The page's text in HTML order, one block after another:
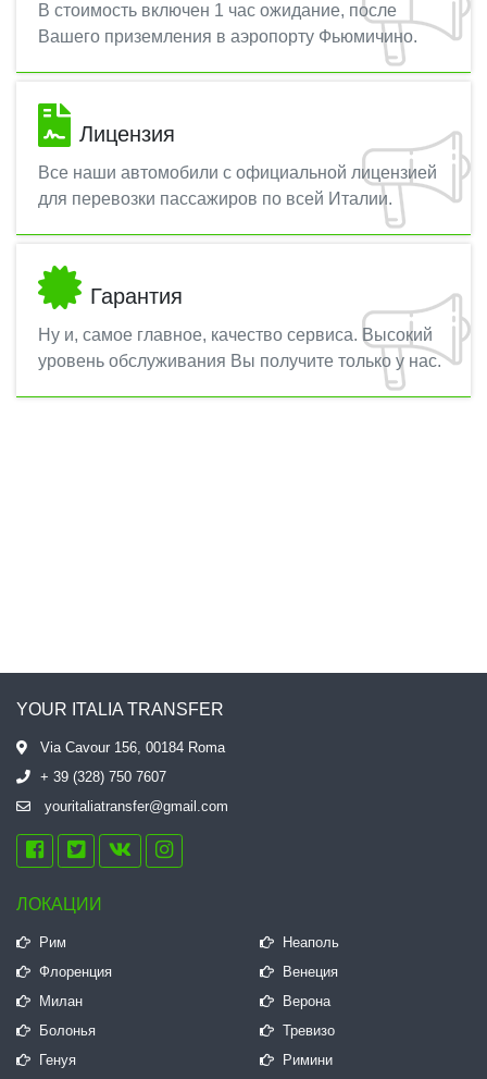
В стоимость включен 1 час ожидание, после
Вашего приземления в аэропорту Фьюмичино.
Лицензия
Все наши автомобили с официальной лицензией
для перевозки пассажиров по всей Италии.
Гарантия
Ну и, самое главное, качество сервиса. Высокий
уровень обслуживания Вы получите только у нас.
YOUR ITALIA TRANSFER
Via Cavour 156, 00184 Roma
+ 39 (328) 750 7607
youritaliatransfer@gmail.com
ЛОКАЦИИ
Рим
Неаполь
Флоренция
Венеция
Милан
Верона
Болонья
Тревизо
Генуя
Римини